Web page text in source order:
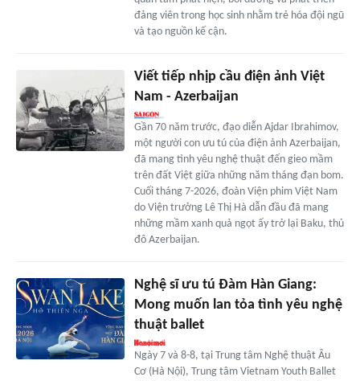
đảng viên trong học sinh nhằm trẻ hóa đội ngũ
và tạo nguồn kế cận.
Viết tiếp nhịp cầu điện ảnh Việt
Nam - Azerbaijan
Gần 70 năm trước, đạo diễn Ajdar Ibrahimov,
một người con ưu tú của điện ảnh Azerbaijan,
đã mang tình yêu nghệ thuật đến gieo mầm
trên đất Việt giữa những năm tháng đạn bom.
Cuối tháng 7-2026, đoàn Viện phim Việt Nam
do Viện trưởng Lê Thị Hà dẫn đầu đã mang
những mầm xanh quả ngọt ấy trở lại Baku, thủ
đô Azerbaijan.
Nghệ sĩ ưu tú Đàm Hàn Giang:
Mong muốn lan tỏa tình yêu nghệ
thuật ballet
Ngày 7 và 8-8, tại Trung tâm Nghệ thuật Âu
Cơ (Hà Nội), Trung tâm Vietnam Youth Ballet